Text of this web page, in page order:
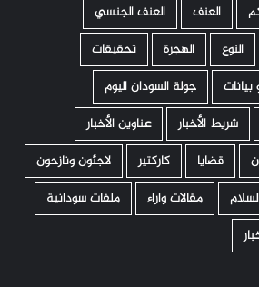
العنف
العنف الجنسي
النوع الهجرة
تحقيقات
بيانات
جولة السودان اليوم
شريط الأخبار
عناوين الأخبار
قضايا كاركتير
لاجئون ونازحون
مقالات واراء
ملفات سودانية